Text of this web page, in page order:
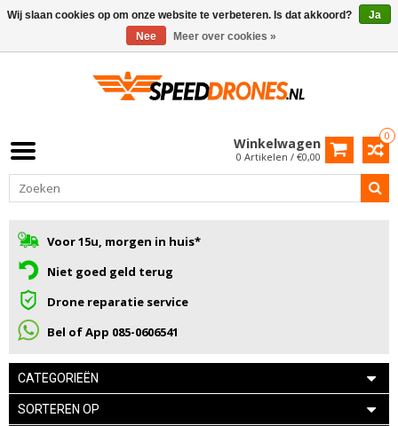
0
Winkelwagen
0 Artikelen / €0,00
Voor 15u, morgen in huis*
Niet goed geld terug
Drone reparatie service
Bel of App 085-0606541
CATEGORIEËN
SORTEREN OP
Wij slaan cookies op om onze website te verbeteren. Is dat akkoord?
Ja
Nee
Meer over cookies »